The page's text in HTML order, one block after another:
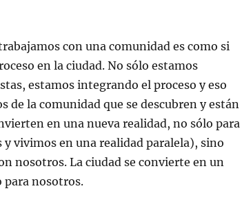
con una comunidad es como si
en la ciudad. No sólo estamos
estamos integrando el proceso y eso
de la comunidad que se descubren y están
en una nueva realidad, no sólo para
vivimos en una realidad paralela), sino
nosotros. La ciudad se convierte en un
para nosotros.